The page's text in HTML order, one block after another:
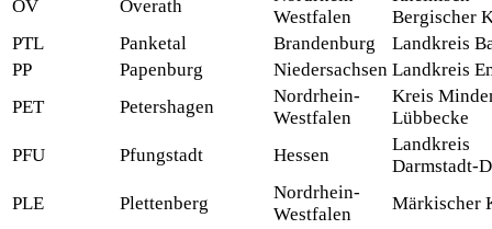
OV
Overath
Westfalen
Bergischer
PTL
Panketal Brandenburg
Landkreis
PP
Papenburg Niedersachsen Landkreis
PET
Petershagen
Nordrhein-
Westfalen
Kreis
Lübbecke
PFU
Pfungstadt Hessen
Landkreis
Darmstadt-
PLE
Plettenberg
Nordrhein-
Westfalen
Märkischer